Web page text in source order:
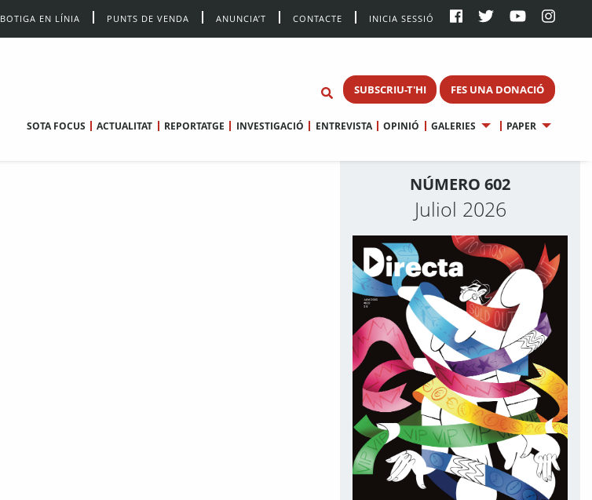
BOTIGA EN LÍNIA PUNTS DE VENDA ANUNCIA’T CONTACTE INICIA SESSIÓ
SUBSCRIU-T'HI FES UNA DONACIÓ
SOTA FOCUS ACTUALITAT REPORTATGE INVESTIGACIÓ ENTREVISTA OPINIÓ GALERIES PAPER
NÚMERO 602
Juliol 2026